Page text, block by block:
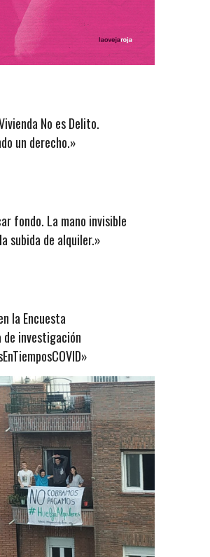
No es Delito.
un derecho.»
fondo. La mano invisible
subida de alquiler.»
la Encuesta
de investigación